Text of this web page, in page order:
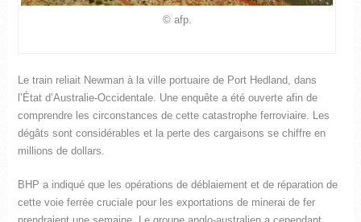
© afp.
Le train reliait Newman à la ville portuaire de Port Hedland, dans
l’État d’Australie-Occidentale. Une enquête a été ouverte afin de
comprendre les circonstances de cette catastrophe ferroviaire. Les
dégâts sont considérables et la perte des cargaisons se chiffre en
millions de dollars.
BHP a indiqué que les opérations de déblaiement et de réparation de
cette voie ferrée cruciale pour les exportations de minerai de fer